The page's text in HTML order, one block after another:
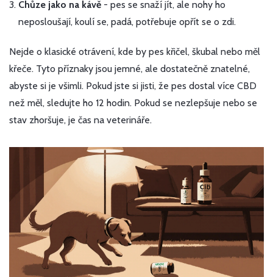
Chůze jako na kávě - pes se snaží jít, ale nohy ho
neposloušají, koulí se, padá, potřebuje opřít se o zdi.
Nejde o klasické otrávení, kde by pes křičel, škubal nebo měl
křeče. Tyto příznaky jsou jemné, ale dostatečně znatelné,
abyste si je všimli. Pokud jste si jisti, že pes dostal více CBD
než měl, sledujte ho 12 hodin. Pokud se nezlepšuje nebo se
stav zhoršuje, je čas na veterináře.